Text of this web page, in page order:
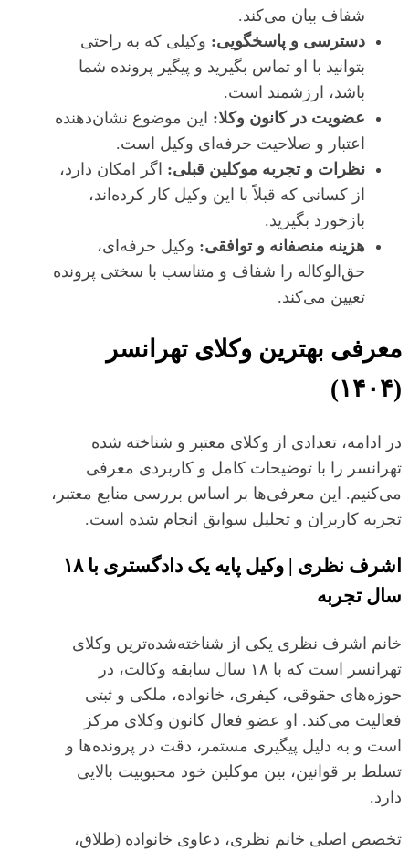
شفاف بیان می‌کند.
دسترسی و پاسخگویی: وکیلی که به راحتی
بتوانید با او تماس بگیرید و پیگیر پرونده شما
باشد، ارزشمند است.
عضویت در کانون وکلا: این موضوع نشان‌دهنده
اعتبار و صلاحیت حرفه‌ای وکیل است.
نظرات و تجربه موکلین قبلی: اگر امکان دارد،
از کسانی که قبلاً با این وکیل کار کرده‌اند،
بازخورد بگیرید.
هزینه منصفانه و توافقی: وکیل حرفه‌ای،
حق‌الوکاله را شفاف و متناسب با سختی پرونده
تعیین می‌کند.
معرفی بهترین وکلای تهرانسر
(۱۴۰۴)
در ادامه، تعدادی از وکلای معتبر و شناخته‌ شده
تهرانسر را با توضیحات کامل و کاربردی معرفی
می‌کنیم. این معرفی‌ها بر اساس بررسی منابع معتبر،
تجربه کاربران و تحلیل سوابق انجام شده است.
اشرف نظری | وکیل پایه یک دادگستری با ۱۸
سال تجربه
خانم اشرف نظری یکی از شناخته‌شده‌ترین وکلای
تهرانسر است که با ۱۸ سال سابقه وکالت، در
حوزه‌های حقوقی، کیفری، خانواده، ملکی و ثبتی
فعالیت می‌کند. او عضو فعال کانون وکلای مرکز
است و به دلیل پیگیری مستمر، دقت در پرونده‌ها و
تسلط بر قوانین، بین موکلین خود محبوبیت بالایی
دارد.
تخصص اصلی خانم نظری، دعاوی خانواده (طلاق،